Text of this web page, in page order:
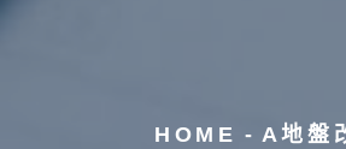
HOME
A地盤